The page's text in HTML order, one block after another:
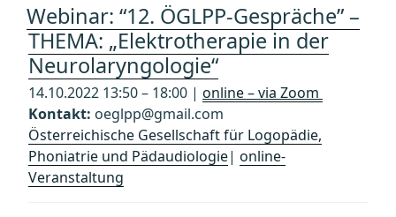
Webinar: “12. ÖGLPP-Gespräche” –
THEMA: „Elektrotherapie in der
Neurolaryngologie“
14.10.2022 13:50 – 18:00 | online – via Zoom
Kontakt: oeglpp@gmail.com
Österreichische Gesellschaft für Logopädie,
Phoniatrie und Pädaudiologie| online-
Veranstaltung